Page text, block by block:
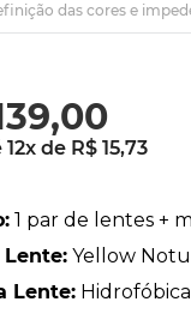
,00
12x de R$ 15,73
: 1 par de lentes +
Lente: Yellow
Lente: Hidrofóbica